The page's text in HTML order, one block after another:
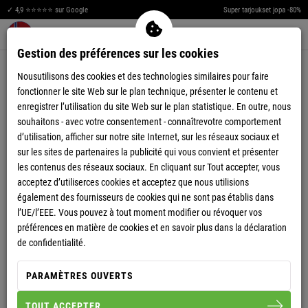
✓ 4,9 ⭐⭐⭐⭐⭐ sur Google Super tarjoukset jopa -80%
Warenkorb aufklappen
FEMME
FEMME
POLOSHIRTS
FEMME
T-SHIRTS & TOPS
FEMME
BASKETS
FEMME
SHORTS
FEMME
ROBES & JUPES
FEMME
PANTALONS
FEMME
ACCESSOIRES SACS
FEMME
BIEN-ÊTRE
CASQUETTES &
FEMME FEMME
Gestion des préférences sur les cookies
Nousutilisons des cookies et des technologies similaires pour faire
fonctionner le site Web sur le plan technique, présenter le contenu et
enregistrer l’utilisation du site Web sur le plan statistique. En outre, nous
souhaitons - avec votre consentement - connaîtrevotre comportement
d’utilisation, afficher sur notre site Internet, sur les réseaux sociaux et
sur les sites de partenaires la publicité qui vous convient et présenter
les contenus des réseaux sociaux. En cliquant sur Tout accepter, vous
acceptez d’utiliserces cookies et acceptez que nous utilisions
également des fournisseurs de cookies qui ne sont pas établis dans
l’UE/l’EEE. Vous pouvez à tout moment modifier ou révoquer vos
préférences en matière de cookies et en savoir plus dans la déclaration
de confidentialité.
PARAMÈTRES OUVERTS